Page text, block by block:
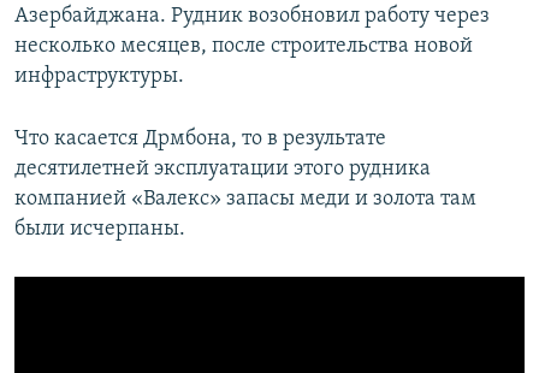
Азербайджана. Рудник возобновил работу через
несколько месяцев, после строительства новой
инфраструктуры.
Что касается Дрмбона, то в результате
десятилетней эксплуатации этого рудника
компанией «Валекс» запасы меди и золота там
были исчерпаны.